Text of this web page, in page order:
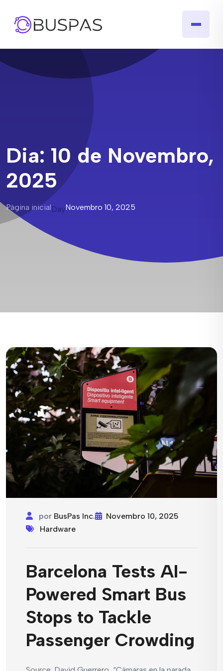
Dia: 10 de Novembro,
2025
Página inicialDayNovembro 10, 2025
por BusPas Inc.
Novembro 10, 2025
Hardware
Barcelona Tests AI-
Powered Smart Bus
Stops to Tackle
Passenger Crowding